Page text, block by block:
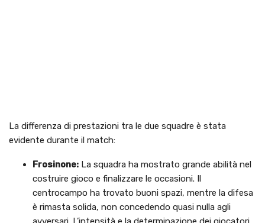
La differenza di prestazioni tra le due squadre è stata
evidente durante il match:
Frosinone: La squadra ha mostrato grande abilità nel
costruire gioco e finalizzare le occasioni. Il
centrocampo ha trovato buoni spazi, mentre la difesa
è rimasta solida, non concedendo quasi nulla agli